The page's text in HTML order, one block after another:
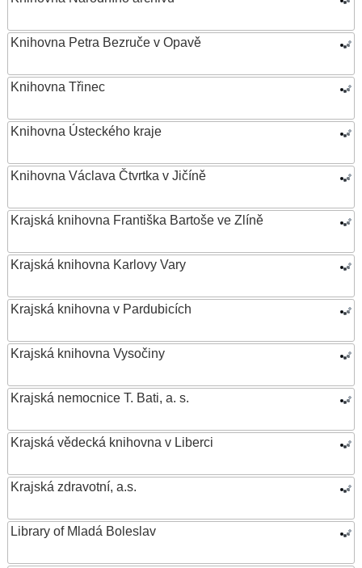
Knihovna Petra Bezruče v Opavě
Knihovna Třinec
Knihovna Ústeckého kraje
Knihovna Václava Čtvrtka v Jičíně
Krajská knihovna Františka Bartoše ve Zlíně
Krajská knihovna Karlovy Vary
Krajská knihovna v Pardubicích
Krajská knihovna Vysočiny
Krajská nemocnice T. Bati, a. s.
Krajská vědecká knihovna v Liberci
Krajská zdravotní, a.s.
Library of Mladá Boleslav